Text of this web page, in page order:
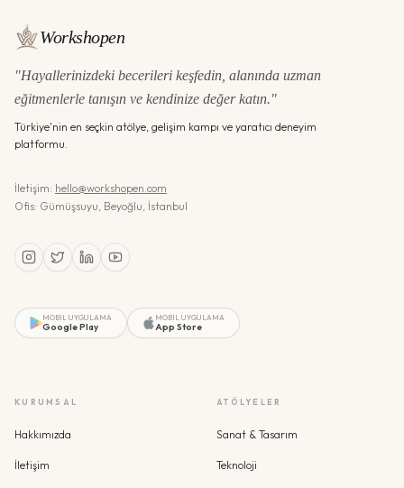
Workshopen
"Hayallerinizdeki becerileri keşfedin, alanında uzman
eğitmenlerle tanışın ve kendinize değer katın."
Türkiye'nin en seçkin atölye, gelişim kampı ve yaratıcı deneyim
platformu.
İletişim: hello@workshopen.com
Ofis: Gümüşsuyu, Beyoğlu, İstanbul
MOBIL UYGULAMA
Google Play
MOBIL UYGULAMA
App Store
KURUMSAL
Hakkımızda
İletişim
ATÖLYELER
Sanat & Tasarım
Teknoloji